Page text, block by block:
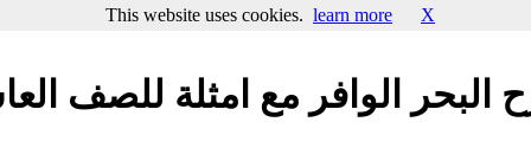
البحر الوافر مع امثلة للصف
This website uses cookies. learn more X